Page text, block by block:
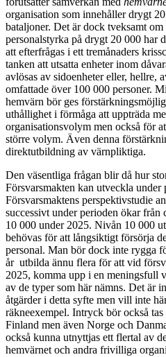
organisation som innehåller drygt
bataljoner. Det är dock tveksamt om
personalstyrka på drygt 20 000 har
att efterfrågas i ett tremånaders
tanken att utsatta enheter inom
avlösas av sidoenheter eller, hellre,
omfattade över 100 000 personer.
hemvärn bör ges
uthållighet i förmåga att uppträda
organisationsvolym men också för
större volym. Även denna
direktutbildning av värnpliktiga.
Den väsentliga frågan blir då hur
Försvarsmakten kan utveckla
Försvarsmaktens perspektivstudie
successivt under perioden ökar från
10 000 under 2025. Nivån 10 000
behövas för att långsiktigt försörja
personal. Man bör dock inte rygga
år utbilda ännu flera för att vid
2025, komma upp i en meningsfull
av de typer som här nämns. Det är
åtgärder i detta syfte men vill inte
räkneexempel. Intryck bör också
Finland men även Norge och
också kunna utnyttjas ett flertal av
hemvärnet och andra frivilliga